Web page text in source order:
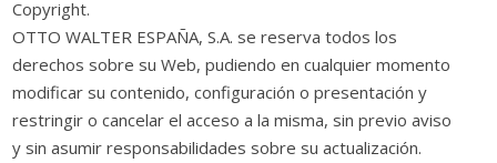
Copyright.
OTTO WALTER ESPAÑA, S.A. se reserva todos los
derechos sobre su Web, pudiendo en cualquier momento
modificar su contenido, configuración o presentación y
restringir o cancelar el acceso a la misma, sin previo aviso
y sin asumir responsabilidades sobre su actualización.